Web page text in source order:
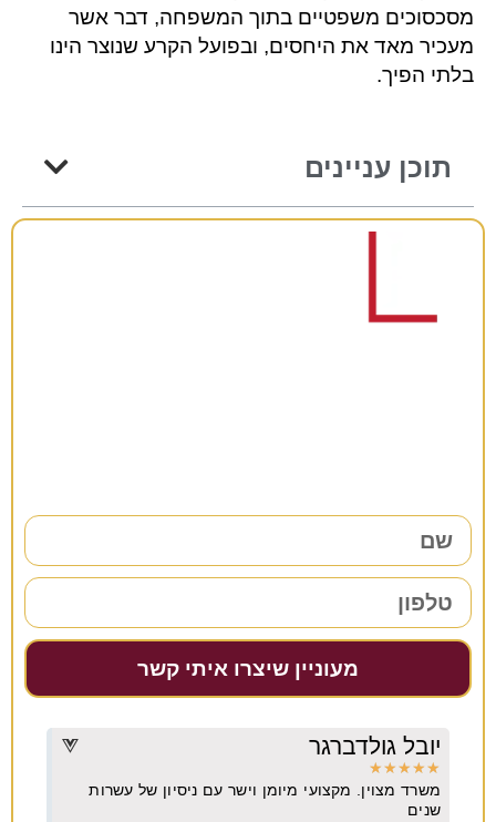
מסכסוכים משפטיים בתוך המשפחה, דבר אשר
מעכיר מאד את היחסים, ובפועל הקרע שנוצר הינו
בלתי הפיך.
תוכן עניינים
מעוניין שיצרו איתי קשר
יובל גולדברגר
★
★
★
★
★
משרד מצוין. מקצועי מיומן וישר עם ניסיון של עשרות
שנים